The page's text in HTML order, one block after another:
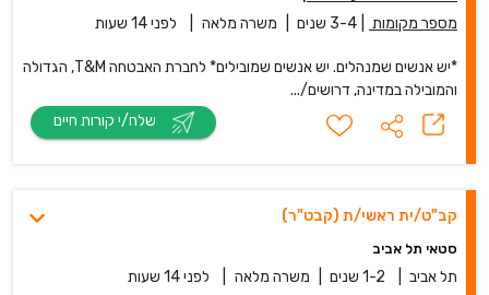
מספר מקומות 3-4 שנים משרה מלאה לפני 14 שעות
*יש אנשים שמנהלים. יש אנשים שמובילים* לחברת האבטחה T&M, הגדולה
והמובילה במדינה, דרושים/...
קב"ט/ית ראשי/ת (קבט"ר)
סטאי תל אביב
תל אביב 1-2 שנים משרה מלאה לפני 14 שעות